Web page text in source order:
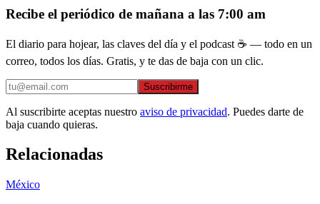
Recibe el periódico de mañana a las 7:00 am
El diario para hojear, las claves del día y el podcast ☕ — todo en un
correo, todos los días. Gratis, y te das de baja con un clic.
Suscribirme
Al suscribirte aceptas nuestro aviso de privacidad. Puedes darte de
baja cuando quieras.
Relacionadas
México